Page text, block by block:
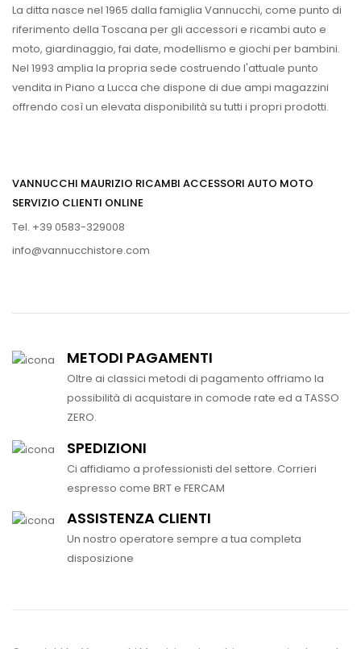
La ditta nasce nel 1965 dalla famiglia Vannucchi, come punto di
riferimento della Toscana per gli accessori e ricambi auto e
moto, giardinaggio, fai date, modellismo e giochi per bambini.
Nel 1993 amplia la propria sede costruendo l'attuale punto
vendita in Piano a Lucca che dispone di due ampi magazzini
offrendo così un elevata disponibilità su tutti i propri prodotti.
VANNUCCHI MAURIZIO RICAMBI ACCESSORI AUTO MOTO
SERVIZIO CLIENTI ONLINE
Tel. +39 0583-329008
info@vannucchistore.com
METODI PAGAMENTI
Oltre ai classici metodi di pagamento offriamo la
possibilità di acquistare in comode rate ed a TASSO
ZERO.
SPEDIZIONI
Ci affidiamo a professionisti del settore. Corrieri
espresso come BRT e FERCAM
ASSISTENZA CLIENTI
Un nostro operatore sempre a tua completa
disposizione